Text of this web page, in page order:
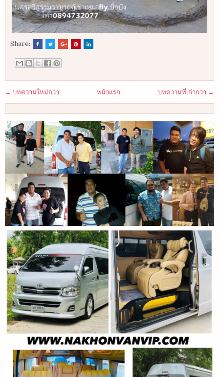
Share:
← บทความใหม่กว่า บทความที่เก่ากว่า →
หน้าแรก